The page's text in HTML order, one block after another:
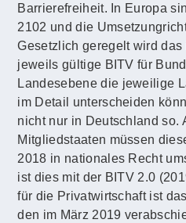
Barrierefreiheit. In Europa
2102 und die
Gesetzlich geregelt wird
jeweils gültige BITV für
Landesebene die jeweilige
im Detail unterscheiden
nicht nur in Deutschland so.
Mitgliedstaaten müssen
2018 in nationales Recht
ist dies mit der BITV 2.0
für die Privatwirtschaft ist
den im März 2019